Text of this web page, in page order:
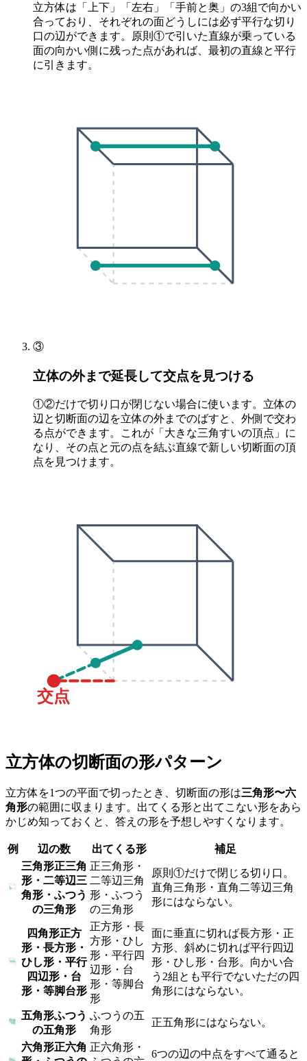
立方体は「上下」「左右」「手前と奥」の3組で向かい
合っており、それぞれの面どうしには必ず平行な切り
口の辺ができます。原則①で引いた直線が乗っている
面の向かい側に残った点があれば、最初の直線と平行
に引きます。
③
立体の外まで延長して交点を見つける
①②だけで切り口が閉じない場合に使います。立体の
辺と切断面の辺を立体の外までのばすと、外側で交わ
る点ができます。これが「大きな三角すいの頂点」に
なり、その点と元の点を結ぶ直線で新しい切断面の頂
点を見つけます。
交点
立方体の切断面の形パターン
立方体を1つの平面で切ったとき、切断面の形は三角形〜六
角形の範囲に収まります。出てくる形と出てこない形をあら
かじめ知っておくと、答えの形を予想しやすくなります。
例 辺の数 出てくる形
補足
三角形正三角
形・二等辺三
角形・ふつう
の三角形
正三角形・
二等辺三角
形・ふつう
の三角形
原則①だけで閉じる切り口。
直角三角形・直角二等辺三角
形にはならない。
四角形正方
形・長方形・
ひし形・平行
四辺形・台
形・等脚台形
正方形・長
方形・ひし
形・平行四
辺形・台
形・等脚台
形
面に垂直に切れば長方形・正
方形、斜めに切れば平行四辺
形・ひし形・台形。向かい合
う2組とも平行でないただの四
角形にはならない。
五角形ふつう
の五角形
ふつうの五
角形
正五角形にはならない。
六角形正六角 正六角形・
6つの辺の中点をすべて通ると